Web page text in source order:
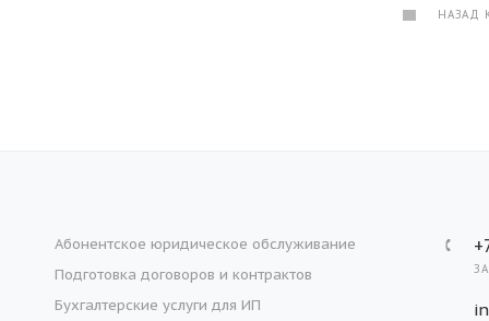
НАЗАД
Абонентское юридическое обслуживание
Подготовка договоров и контрактов
Бухгалтерские услуги для ИП